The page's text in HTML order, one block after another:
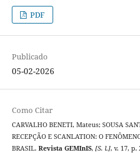
PDF
Publicado
05-02-2026
Como Citar
CARVALHO BENETI, Mateus; SOUSA
RECEPÇÃO E SCANLATION: O
BRASIL. Revista GEMInIS, [S. l.], v. 17, p.